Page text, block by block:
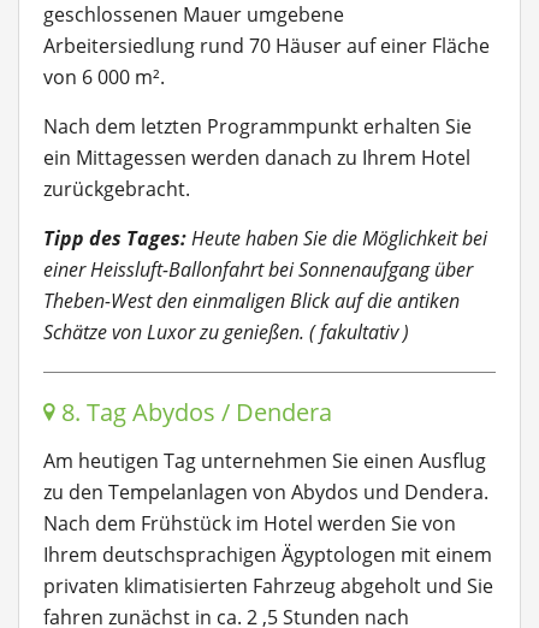
geschlossenen Mauer umgebene
Arbeitersiedlung rund 70 Häuser auf einer Fläche
von 6 000 m².
Nach dem letzten Programmpunkt erhalten Sie
ein Mittagessen werden danach zu Ihrem Hotel
zurückgebracht.
Tipp des Tages:Heute haben Sie die Möglichkeit bei
einer Heissluft-Ballonfahrt bei Sonnenaufgang über
Theben-West den einmaligen Blick auf die antiken
Schätze von Luxor zu genießen. ( fakultativ )
8. Tag Abydos / Dendera
Am heutigen Tag unternehmen Sie einen Ausflug
zu den Tempelanlagen von Abydos und Dendera.
Nach dem Frühstück im Hotel werden Sie von
Ihrem deutschsprachigen Ägyptologen mit einem
privaten klimatisierten Fahrzeug abgeholt und Sie
fahren zunächst in ca. 2 ,5 Stunden nach